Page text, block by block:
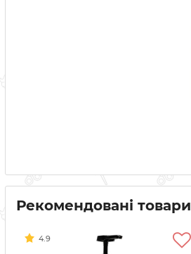
Рекомендовані товари
4.9